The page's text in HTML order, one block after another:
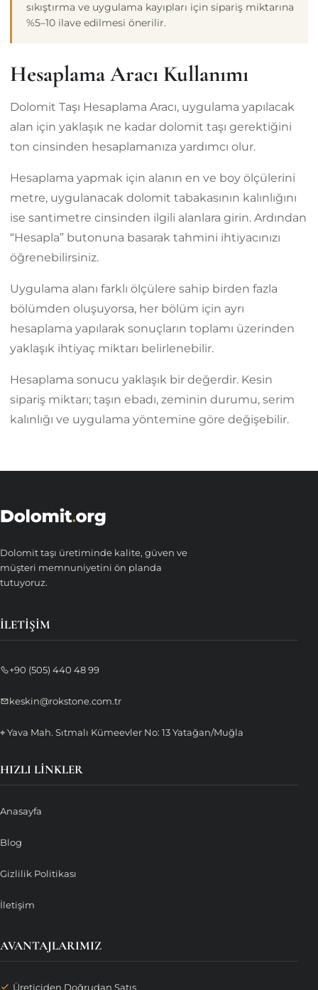
Hesaplama Aracı Kullanımı
Dolomit Taşı Hesaplama Aracı, uygulama yapılacak
alan için yaklaşık ne kadar dolomit taşı gerektiğini
ton cinsinden hesaplamanıza yardımcı olur.
Hesaplama yapmak için alanın en ve boy ölçülerini
metre, uygulanacak dolomit tabakasının kalınlığını
ise santimetre cinsinden ilgili alanlara girin. Ardından
“Hesapla” butonuna basarak tahmini ihtiyacınızı
öğrenebilirsiniz.
Uygulama alanı farklı ölçülere sahip birden fazla
bölümden oluşuyorsa, her bölüm için ayrı
hesaplama yapılarak sonuçların toplamı üzerinden
yaklaşık ihtiyaç miktarı belirlenebilir.
Hesaplama sonucu yaklaşık bir değerdir. Kesin
sipariş miktarı; taşın ebadı, zeminin durumu, serim
kalınlığı ve uygulama yöntemine göre değişebilir.
sıkıştırma ve uygulama kayıpları için sipariş miktarına
%5–10 ilave edilmesi önerilir.
Dolomit taşı üretiminde kalite, güven ve
müşteri memnuniyetini ön planda
tutuyoruz.
İLETIŞIM
+90 (505) 440 48 99
keskin@rokstone.com.tr
⌖ Yava Mah. Sıtmalı Kümeevler No: 13 Yatağan/Muğla
HIZLI LINKLER
Anasayfa
Blog
Gizlilik Politikası
İletişim
AVANTAJLARIMIZ
Üreticiden Doğrudan Satış